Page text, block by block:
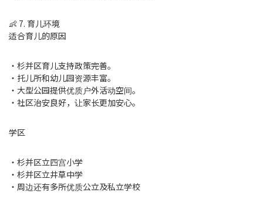
👶 7. 育儿环境
适合育儿的原因
・杉并区育儿支持政策完善。
・托儿所和幼儿园资源丰富。
・大型公园提供优质户外活动空间。
・社区治安良好，让家长更加安心。
学区
・杉并区立四宫小学
・杉并区立井草中学
・周边还有多所优质公立及私立学校